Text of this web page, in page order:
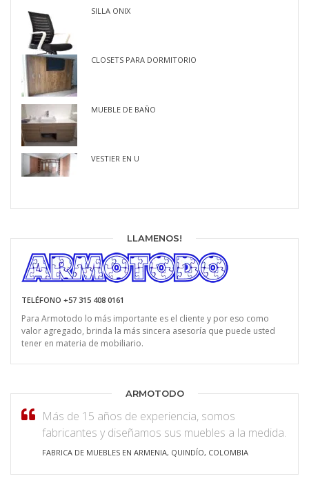
SILLA ONIX
CLOSETS PARA DORMITORIO
MUEBLE DE BAÑO
VESTIER EN U
LLAMENOS!
TELÉFONO +57 315 408 0161
Para Armotodo lo más importante es el cliente y por eso como
valor agregado, brinda la más sincera asesoría que puede usted
tener en materia de mobiliario.
ARMOTODO
Más de 15 años de experiencia, somos
fabricantes y diseñamos sus muebles a la medida.
FABRICA DE MUEBLES EN ARMENIA, QUINDÍO, COLOMBIA